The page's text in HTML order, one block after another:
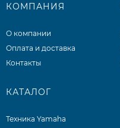
КОМПАНИЯ
О компании
Оплата и доставка
Контакты
КАТАЛОГ
Техника Yamaha